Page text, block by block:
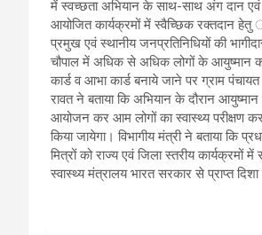
में स्वच्छता अभियान के साथ-साथ अंग दान
आयोजित कार्यक्रमों में स्वैच्छिक रक्तदान हेतु
प्रमुख एवं स्थानीय जनप्रतिनिधियों की
चौपाल में अधिक से अधिक लोगों के आयुष्मान
कार्ड व आभा कार्ड बनाये जाने पर ग्राम पंचायत
रावत ने बताया कि अभियान के दौरान
आयोजन कर आम लोगों का स्वास्थ्य परीक्षण
किया जायेगा। विभागीय मंत्री ने बताया कि
मित्रों को राज्य एवं जिला स्तरीय
स्वास्थ्य मंत्रालय भारत सरकार से प्राप्त